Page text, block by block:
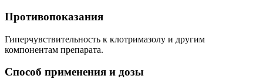
Противопоказания
Гиперчувствительность к клотримазолу и другим
компонентам препарата.
Способ применения и дозы